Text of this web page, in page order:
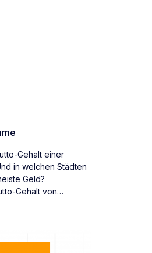
Gehalt einer
in welchen Städten
Geld?
Gehalt von